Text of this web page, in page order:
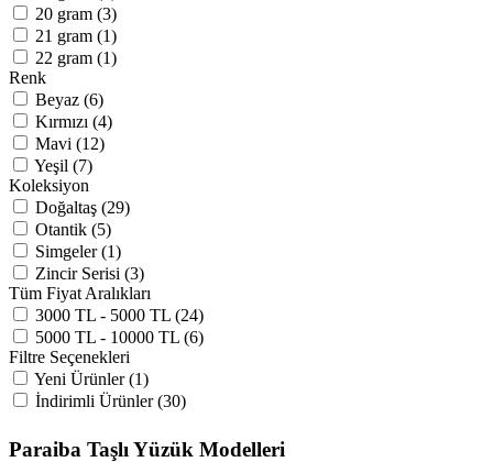
20 gram (3)
21 gram (1)
22 gram (1)
Renk
Beyaz (6)
Kırmızı (4)
Mavi (12)
Yeşil (7)
Koleksiyon
Doğaltaş (29)
Otantik (5)
Simgeler (1)
Zincir Serisi (3)
Tüm Fiyat Aralıkları
3000 TL - 5000 TL (24)
5000 TL - 10000 TL (6)
Filtre Seçenekleri
Yeni Ürünler (1)
İndirimli Ürünler (30)
Paraiba Taşlı Yüzük Modelleri